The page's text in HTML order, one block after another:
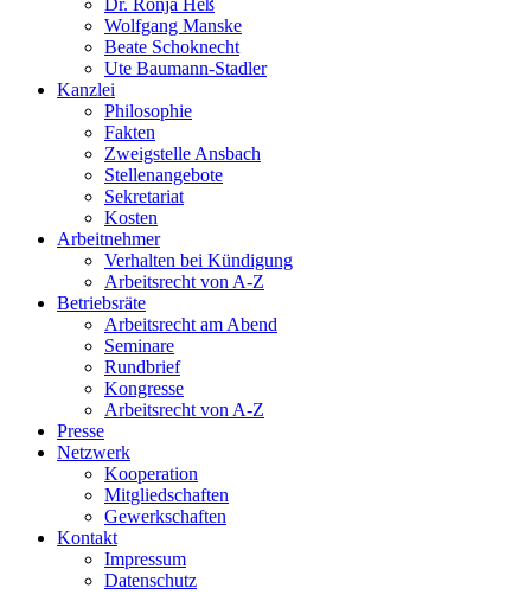
Wolfgang Manske
Beate Schoknecht
Ute Baumann-Stadler
Kanzlei
Philosophie
Fakten
Zweigstelle Ansbach
Stellenangebote
Sekretariat
Kosten
Arbeitnehmer
Verhalten bei Kündigung
Arbeitsrecht von A-Z
Betriebsräte
Arbeitsrecht am Abend
Seminare
Rundbrief
Kongresse
Arbeitsrecht von A-Z
Presse
Netzwerk
Kooperation
Mitgliedschaften
Gewerkschaften
Kontakt
Impressum
Datenschutz